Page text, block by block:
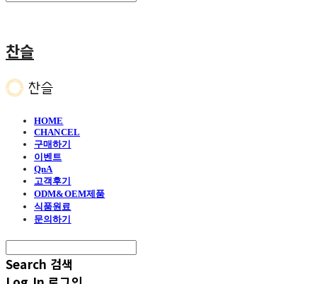
찬슬
HOME
CHANCEL
구매하기
이벤트
QnA
고객후기
ODM&OEM제품
식품원료
문의하기
Search 검색